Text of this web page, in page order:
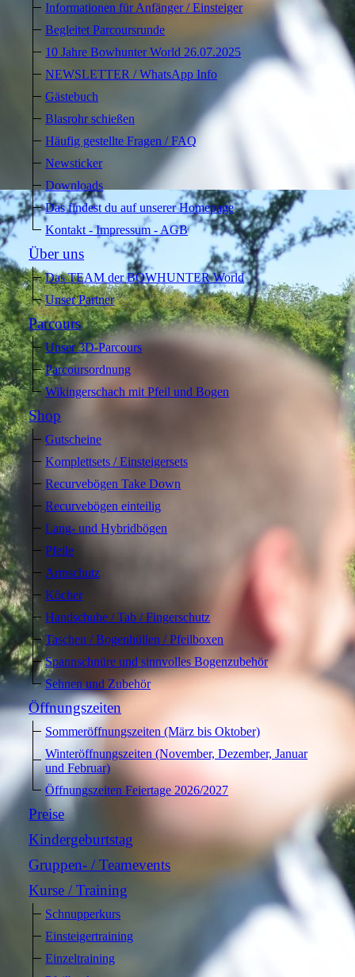
Informationen für Anfänger / Einsteiger
Begleitet Parcoursrunde
10 Jahre Bowhunter World 26.07.2025
NEWSLETTER / WhatsApp Info
Gästebuch
Blasrohr schießen
Häufig gestellte Fragen / FAQ
Newsticker
Downloads
Das findest du auf unserer Homepage
Kontakt - Impressum - AGB
Über uns
Das TEAM der BOWHUNTER World
Unser Partner
Parcours
Unser 3D-Parcours
Parcoursordnung
Wikingerschach mit Pfeil und Bogen
Shop
Gutscheine
Komplettsets / Einsteigersets
Recurvebögen Take Down
Recurvebögen einteilig
Lang- und Hybridbögen
Pfeile
Armschutz
Köcher
Handschuhe / Tab / Fingerschutz
Taschen / Bogenhüllen / Pfeilboxen
Spannschnüre und sinnvolles Bogenzubehör
Sehnen und Zubehör
Öffnungszeiten
Sommeröffnungszeiten (März bis Oktober)
Winteröffnungszeiten (November, Dezember, Januar
und Februar)
Öffnungszeiten Feiertage 2026/2027
Preise
Kindergeburtstag
Gruppen- / Teamevents
Kurse / Training
Schnupperkurs
Einsteigertraining
Einzeltraining